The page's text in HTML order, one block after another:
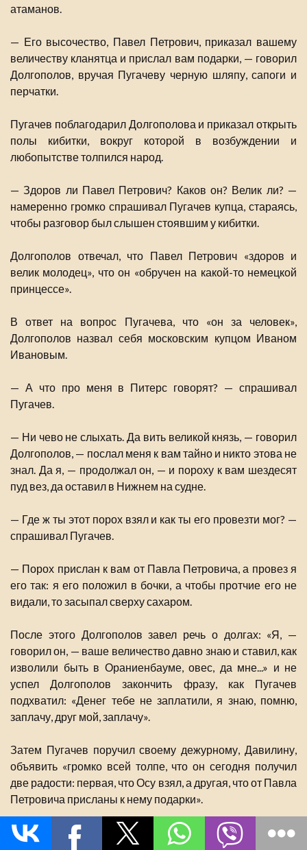
атаманов.
— Его высочество, Павел Петрович, приказал вашему
величеству кланятца и прислал вам подарки, — говорил
Долгополов, вручая Пугачеву черную шляпу, сапоги и
перчатки.
Пугачев поблагодарил Долгополова и приказал открыть
полы кибитки, вокруг которой в возбуждении и
любопытстве толпился народ.
— Здоров ли Павел Петрович? Каков он? Велик ли? —
намеренно громко спрашивал Пугачев купца, стараясь,
чтобы разговор был слышен стоявшим у кибитки.
Долгополов отвечал, что Павел Петрович «здоров и
велик молодец», что он «обручен на какой-то немецкой
принцессе».
В ответ на вопрос Пугачева, что «он за человек»,
Долгополов назвал себя московским купцом Иваном
Ивановым.
— А что про меня в Питерс говорят? — спрашивал
Пугачев.
— Ни чево не слыхать. Да вить великой князь, — говорил
Долгополов, — послал меня к вам тайно и никто этова не
знал. Да я, — продолжал он, — и пороху к вам шездесят
пуд вез, да оставил в Нижнем на судне.
— Где ж ты этот порох взял и как ты его провезти мог? —
спрашивал Пугачев.
— Порох прислан к вам от Павла Петровича, а провез я
его так: я его положил в бочки, а чтобы протчие его не
видали, то засыпал сверху сахаром.
После этого Долгополов завел речь о долгах: «Я, —
говорил он, — ваше величество давно знаю и ставил, как
изволили быть в Ораниенбауме, овес, да мне...» и не
успел Долгополов закончить фразу, как Пугачев
подхватил: «Денег тебе не заплатили, я знаю, помню,
заплачу, друг мой, заплачу».
Затем Пугачев поручил своему дежурному, Давилину,
объявить «громко всей толпе, что он сегодня получил
две радости: первая, что Осу взял, а другая, что от Павла
Петровича присланы к нему подарки».
Пугачев, делая вид, что обрадован «вестями из